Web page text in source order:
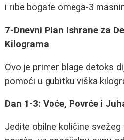
i ribe bogate omega-3
7-Dnevni Plan Ishrane za
Kilograma
Ovo je primer blage detoks
pomoći u gubitku viška
Dan 1-3: Voće, Povrće i
Jedite obilne količine